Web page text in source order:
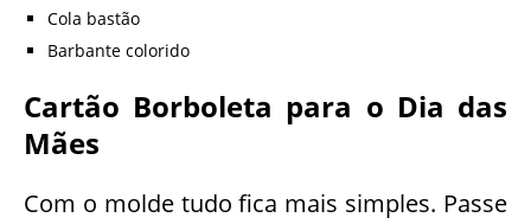
Cola bastão
Barbante colorido
Cartão Borboleta para o Dia das
Mães
Com o molde tudo fica mais simples. Passe